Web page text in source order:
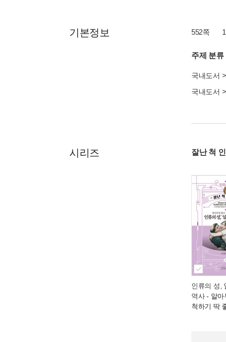
기본정보 552쪽
주제 분류
국내도서 >
국내도서 >
시리즈 잘난 척
인류의 성,
역사- 알아
척하기 딱